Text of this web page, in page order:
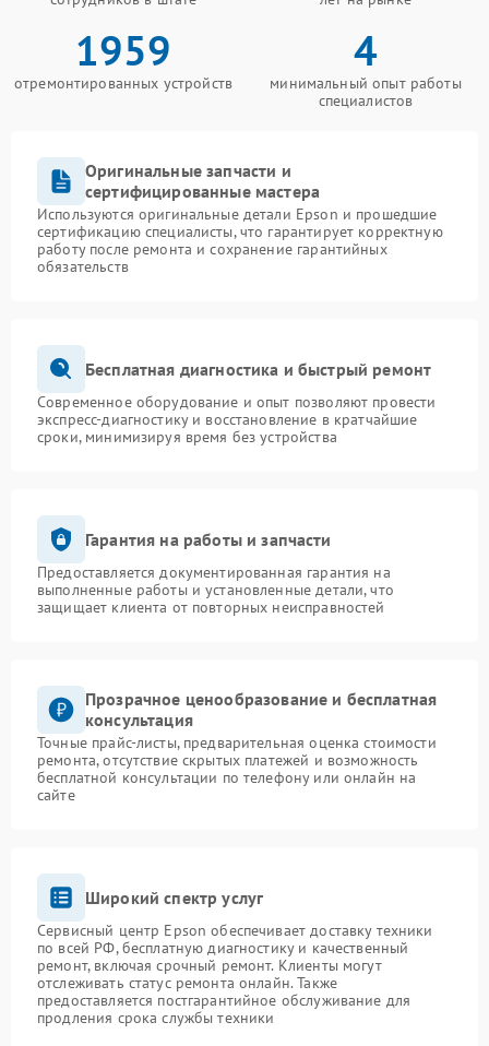
1959
отремонтированных устройств
4
минимальный опыт работы
специалистов
Оригинальные запчасти и
сертифицированные мастера
Используются оригинальные детали Epson и прошедшие
сертификацию специалисты, что гарантирует корректную
работу после ремонта и сохранение гарантийных
обязательств
Бесплатная диагностика и быстрый ремонт
Современное оборудование и опыт позволяют провести
экспресс-диагностику и восстановление в кратчайшие
сроки, минимизируя время без устройства
Гарантия на работы и запчасти
Предоставляется документированная гарантия на
выполненные работы и установленные детали, что
защищает клиента от повторных неисправностей
Прозрачное ценообразование и бесплатная
консультация
Точные прайс-листы, предварительная оценка стоимости
ремонта, отсутствие скрытых платежей и возможность
бесплатной консультации по телефону или онлайн на
сайте
Широкий спектр услуг
Сервисный центр Epson обеспечивает доставку техники
по всей РФ, бесплатную диагностику и качественный
ремонт, включая срочный ремонт. Клиенты могут
отслеживать статус ремонта онлайн. Также
предоставляется постгарантийное обслуживание для
продления срока службы техники